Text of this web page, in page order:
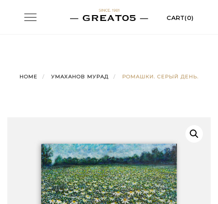
Toggle CART(0)
HOME УМАХАНОВ МУРАД РОМАШКИ. СЕРЫЙ ДЕНЬ.